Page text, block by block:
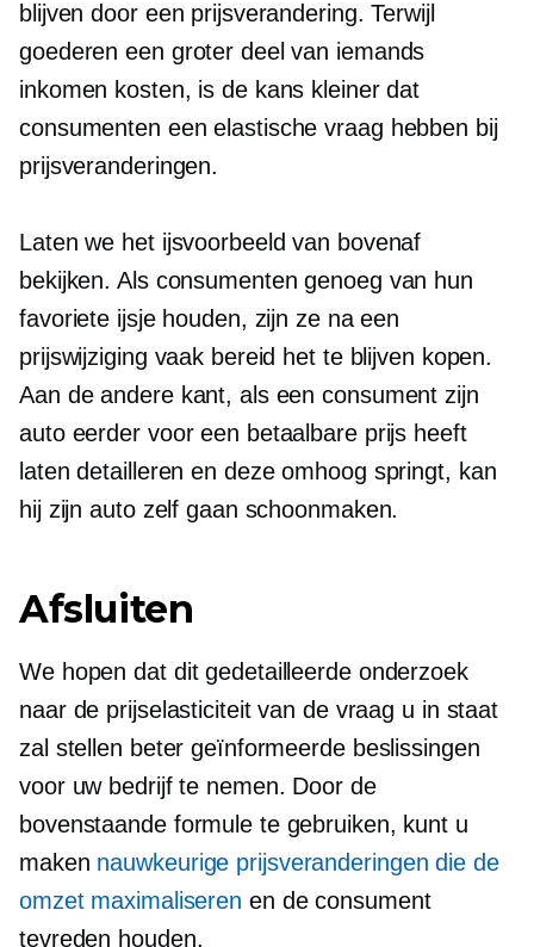
blijven door een prijsverandering. Terwijl
goederen een groter deel van iemands
inkomen kosten, is de kans kleiner dat
consumenten een elastische vraag hebben bij
prijsveranderingen.
Laten we het ijsvoorbeeld van bovenaf
bekijken. Als consumenten genoeg van hun
favoriete ijsje houden, zijn ze na een
prijswijziging vaak bereid het te blijven kopen.
Aan de andere kant, als een consument zijn
auto eerder voor een betaalbare prijs heeft
laten detailleren en deze omhoog springt, kan
hij zijn auto zelf gaan schoonmaken.
Afsluiten
We hopen dat dit gedetailleerde onderzoek
naar de prijselasticiteit van de vraag u in staat
zal stellen beter geïnformeerde beslissingen
voor uw bedrijf te nemen. Door de
bovenstaande formule te gebruiken, kunt u
maken nauwkeurige prijsveranderingen die de
omzet maximaliseren en de consument
tevreden houden.